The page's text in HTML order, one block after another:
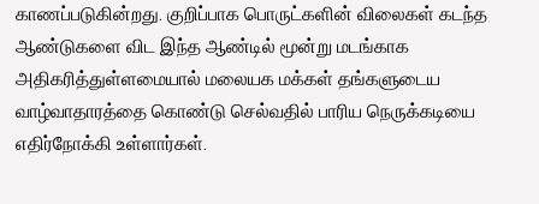
காணப்படுகின்றது. குறிப்பாக பொருட்களின் விலைகள் கடந்த
ஆண்டுகளை விட இந்த ஆண்டில் மூன்று மடங்காக
அதிகரித்துள்ளமையால் மலையக மக்கள் தங்களுடைய
வாழ்வாதாரத்தை கொண்டு செல்வதில் பாரிய நெருக்கடியை
எதிர்நோக்கி உள்ளார்கள்.